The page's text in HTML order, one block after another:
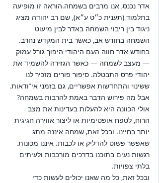
אדר נכנס, אנו מרבים בשמחה.הוראה זו מופיעה
בתלמוד (תענית כ״ט ע״א), שם רב יהודה מציג
ניגוד בין ריבוי השמחה באדר לבין מיעוט
השמחה בחודש אב, כאשר בית המקדש נחרב.
בחודש אדר חווה העם היהודי היפוך גורל עמוק
— מעצב לשמחה — כאשר הגזירה להשמיד את
יהודי פרס התבטלה. סיפור פורים מזכיר לנו
ששינוי והתחדשות אפשריים, גם בזמני אי־ודאות.
אבל מה פירוש הדבר באמת להרבות בשמחה?
אולי הכוונה היא להעלות בעדינות את מצב
הרוח, לטפח אופטימיות או ליצור אווירה חגיגית
יותר בחיינו. ובכל זאת, שמחה איננה מתג
שאפשר פשוט להדליק או לכבות. איננו מכונות.
רגשות נעים בתוכנו בדרכים מורכבות ולעיתים
בלתי צפויות.
ובכל זאת, כל מה שאנו יכולים לעשות כדי